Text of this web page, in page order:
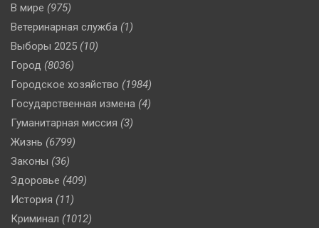
В мире (975)
Ветеринарная служба (1)
Выборы 2025 (10)
Город (8036)
Городское хозяйство (1984)
Государственная измена (4)
Гуманитарная миссия (3)
Жизнь (6799)
Законы (36)
Здоровье (409)
История (11)
Криминал (1012)